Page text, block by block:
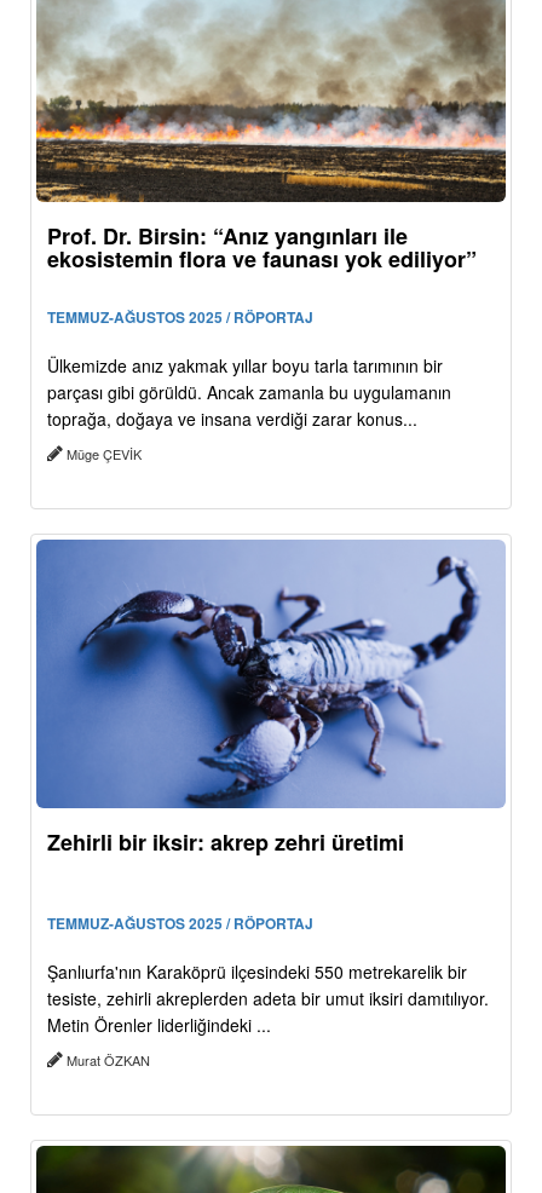
Prof. Dr. Birsin: “Anız yangınları ile
ekosistemin flora ve faunası yok ediliyor”
TEMMUZ-AĞUSTOS 2025 / RÖPORTAJ
Ülkemizde anız yakmak yıllar boyu tarla tarımının bir
parçası gibi görüldü. Ancak zamanla bu uygulamanın
toprağa, doğaya ve insana verdiği zarar konus...
Müge ÇEVİK
Zehirli bir iksir: akrep zehri üretimi
TEMMUZ-AĞUSTOS 2025 / RÖPORTAJ
Şanlıurfa'nın Karaköprü ilçesindeki 550 metrekarelik bir
tesiste, zehirli akreplerden adeta bir umut iksiri damıtılıyor.
Metin Örenler liderliğindeki ...
Murat ÖZKAN